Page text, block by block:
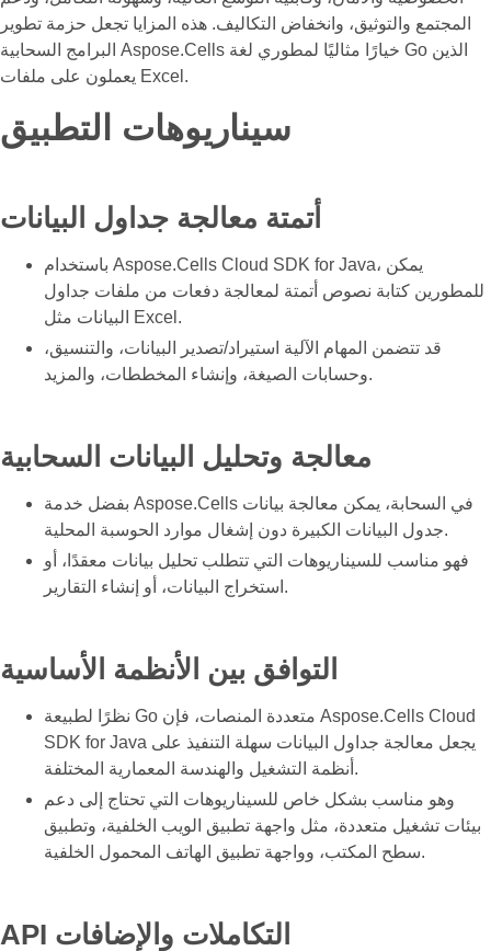
المجتمع والتوثيق، وانخفاض التكاليف. هذه المزايا تجعل حزمة تطوير
البرامج السحابية Aspose.Cells خيارًا مثاليًا لمطوري لغة Go الذين
يعملون على ملفات Excel.
سيناريوهات التطبيق
أتمتة معالجة جداول البيانات
باستخدام Aspose.Cells Cloud SDK for Java، يمكن
للمطورين كتابة نصوص أتمتة لمعالجة دفعات من ملفات جداول
البيانات مثل Excel.
قد تتضمن المهام الآلية استيراد/تصدير البيانات، والتنسيق،
وحسابات الصيغة، وإنشاء المخططات، والمزيد.
معالجة وتحليل البيانات السحابية
بفضل خدمة Aspose.Cells في السحابة، يمكن معالجة بيانات
جدول البيانات الكبيرة دون إشغال موارد الحوسبة المحلية.
فهو مناسب للسيناريوهات التي تتطلب تحليل بيانات معقدًا، أو
استخراج البيانات، أو إنشاء التقارير.
التوافق بين الأنظمة الأساسية
نظرًا لطبيعة Go متعددة المنصات، فإن Aspose.Cells Cloud
SDK for Java يجعل معالجة جداول البيانات سهلة التنفيذ على
أنظمة التشغيل والهندسة المعمارية المختلفة.
وهو مناسب بشكل خاص للسيناريوهات التي تحتاج إلى دعم
بيئات تشغيل متعددة، مثل واجهة تطبيق الويب الخلفية، وتطبيق
سطح المكتب، وواجهة تطبيق الهاتف المحمول الخلفية.
API التكاملات والإضافات